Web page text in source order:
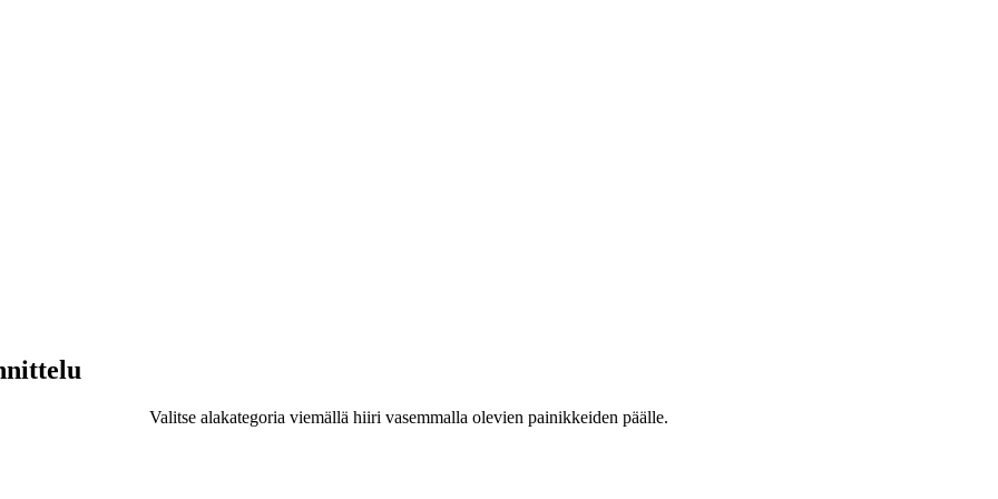
Valitse alakategoria viemällä hiiri vasemmalla olevien painikkeiden päälle.